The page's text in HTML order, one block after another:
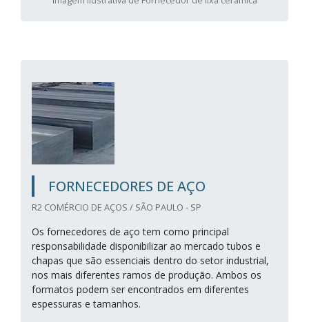
FORNECEDORES DE AÇO
R2 COMÉRCIO DE AÇOS / SÃO PAULO - SP
Os fornecedores de aço tem como principal
responsabilidade disponibilizar ao mercado tubos e
chapas que são essenciais dentro do setor industrial,
nos mais diferentes ramos de produção. Ambos os
formatos podem ser encontrados em diferentes
espessuras e tamanhos.